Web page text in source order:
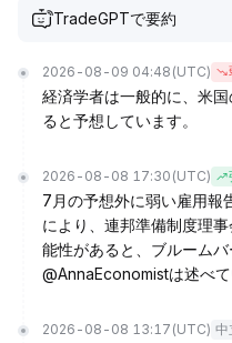
TradeGPTで要約
2026-08-09 04:48 (UTC)
経済学者は一般的に、米
ると予想しています。
2026-08-08 17:30 (UTC)
7月の予想外に弱い雇用報
により、連邦準備制度理
能性があると、ブルーム
@AnnaEconomistは述べて
2026-08-08 13:17 (UTC) 中